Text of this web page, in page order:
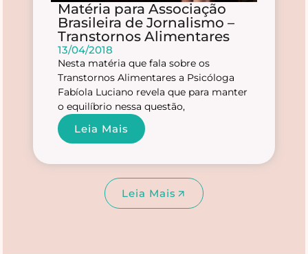
Matéria para Associação
Brasileira de Jornalismo –
Transtornos Alimentares
13/04/2018
Nesta matéria que fala sobre os
Transtornos Alimentares a Psicóloga
Fabíola Luciano revela que para manter
o equilíbrio nessa questão,
Leia Mais
Leia Mais